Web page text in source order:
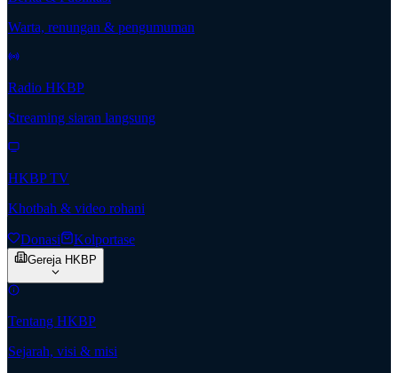
Warta, renungan & pengumuman
Radio HKBP
Streaming siaran langsung
HKBP TV
Khotbah & video rohani
Donasi Kolportase
Gereja HKBP
Tentang HKBP
Sejarah, visi & misi